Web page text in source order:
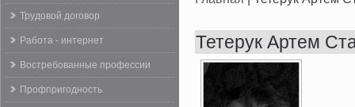
Трудовой договор
Работа - интернет
Востребованные профессии
Профпригодность
Тетерук Артем